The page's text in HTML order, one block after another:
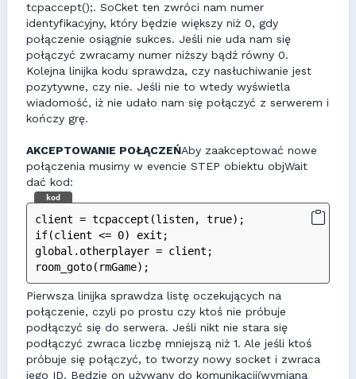
tcpaccept();. SoCket ten zwróci nam numer
identyfikacyjny, który będzie większy niż 0, gdy
połączenie osiągnie sukces. Jeśli nie uda nam się
połączyć zwracamy numer niższy bądź równy 0.
Kolejna linijka kodu sprawdza, czy nasłuchiwanie jest
pozytywne, czy nie. Jeśli nie to wtedy wyświetla
wiadomość, iż nie udało nam się połączyć z serwerem i
kończy grę.
AKCEPTOWANIE POŁĄCZEŃAby zaakceptować nowe
połączenia musimy w evencie STEP obiektu objWait
dać kod:
kod
client = tcpaccept(listen, true);
if(client <= 0) exit;
global.otherplayer = client;
room_goto(rmGame);
Pierwsza linijka sprawdza listę oczekujących na
połączenie, czyli po prostu czy ktoś nie próbuje
podłączyć się do serwera. Jeśli nikt nie stara się
podłączyć zwraca liczbę mniejszą niż 1. Ale jeśli ktoś
próbuje się połączyć, to tworzy nowy socket i zwraca
jego ID. Będzie on używany do komunikacji(wymiana